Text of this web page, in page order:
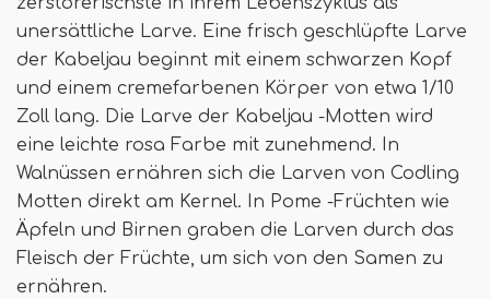
unersättliche Larve. Eine frisch geschlüpfte Larve
der Kabeljau beginnt mit einem schwarzen Kopf
und einem cremefarbenen Körper von etwa 1/10
Zoll lang. Die Larve der Kabeljau -Motten wird
eine leichte rosa Farbe mit zunehmend. In
Walnüssen ernähren sich die Larven von Codling
Motten direkt am Kernel. In Pome -Früchten wie
Äpfeln und Birnen graben die Larven durch das
Fleisch der Früchte, um sich von den Samen zu
ernähren.